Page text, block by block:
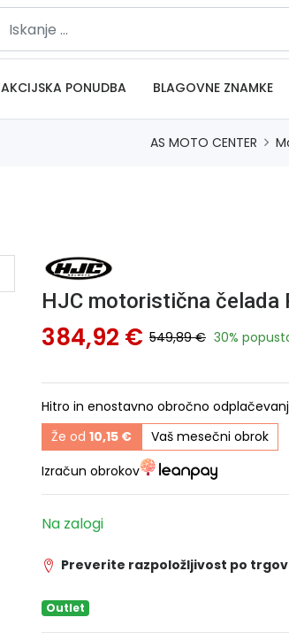
AKCIJSKA PONUDBA BLAGOVNE ZNAMKE
AS MOTO CENTER
HJC motoristična čelada
384,92 € 549,89 € 30%
Hitro in enostavno obročno
Že od 10,15 €
Vaš mesečni obrok
Izračun obrokov
Na zalogi
Preverite razpoložljivost po
Outlet